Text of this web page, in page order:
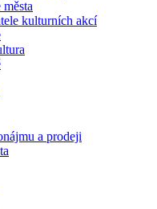
kulturních akcí
a prodeji